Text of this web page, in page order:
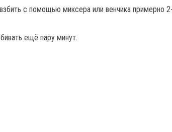
с помощью миксера или венчика примерно
ещё пару минут.